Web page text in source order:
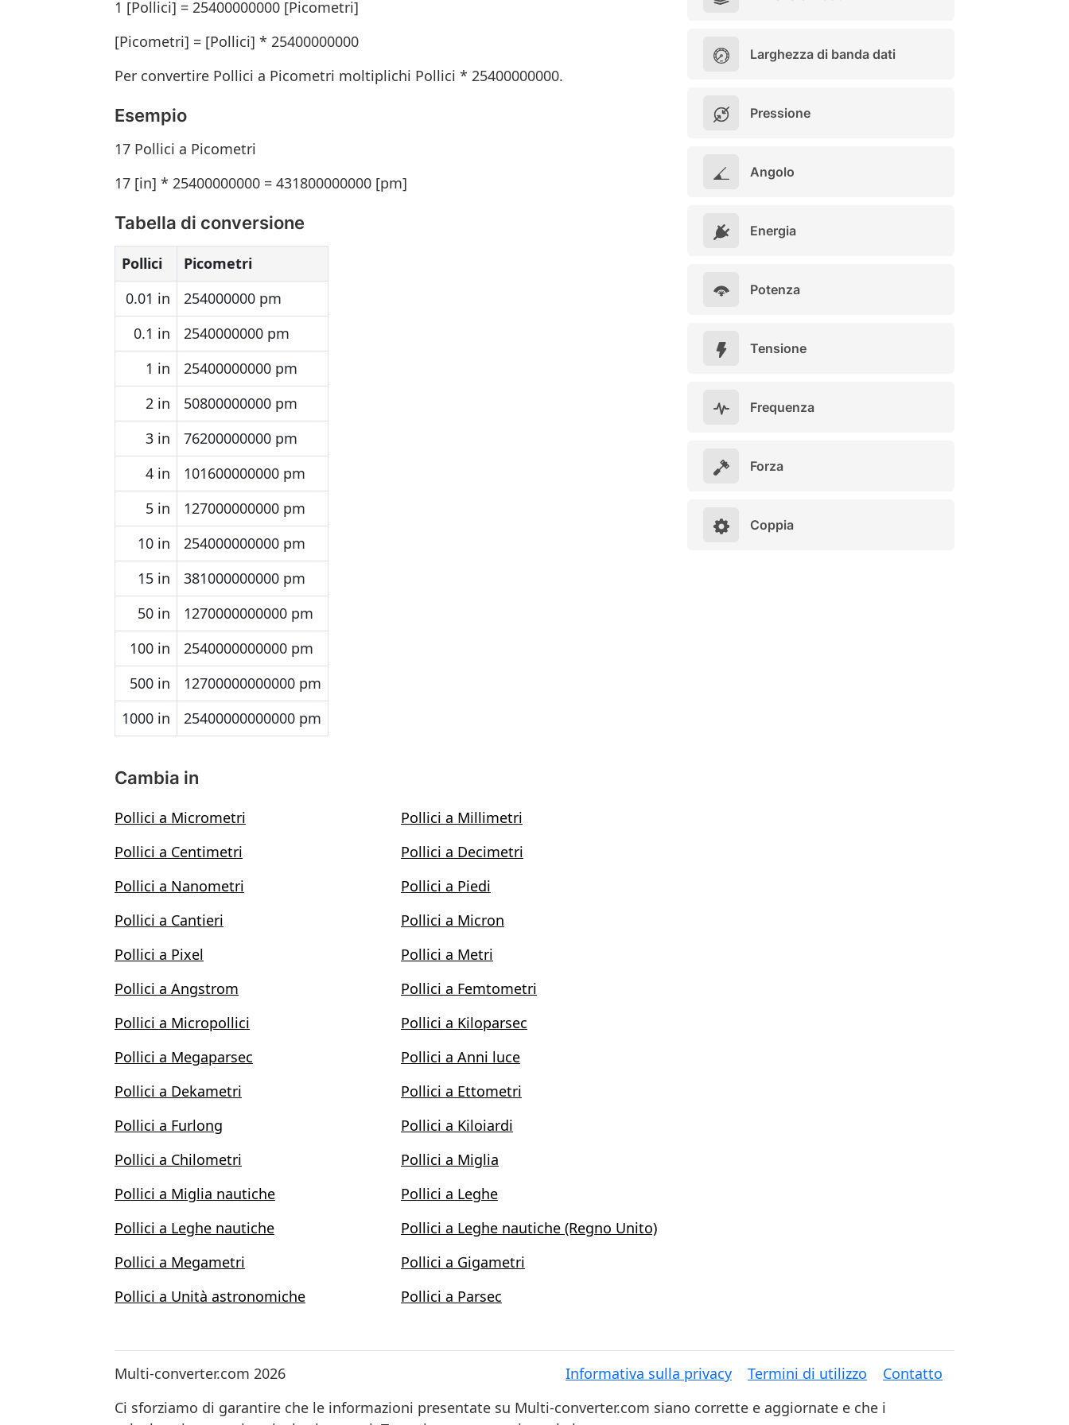
1 [Pollici] = 25400000000 [Picometri]
[Picometri] = [Pollici] * 25400000000
Per convertire Pollici a Picometri moltiplichi Pollici * 25400000000.
Esempio
17 Pollici a Picometri
17 [in] * 25400000000 = 431800000000 [pm]
Tabella di conversione
Pollici
Picometri
0.01 in
254000000 pm
0.1 in
2540000000 pm
1 in
25400000000 pm
2 in
50800000000 pm
3 in
76200000000 pm
4 in
101600000000 pm
5 in
127000000000 pm
10 in
254000000000 pm
15 in
381000000000 pm
50 in
1270000000000 pm
100 in
2540000000000 pm
500 in
12700000000000 pm
1000 in
25400000000000 pm
Cambia in
Pollici a Micrometri
Pollici a Millimetri
Pollici a Centimetri
Pollici a Decimetri
Pollici a Nanometri
Pollici a Piedi
Pollici a Cantieri
Pollici a Micron
Pollici a Pixel
Pollici a Metri
Pollici a Angstrom
Pollici a Femtometri
Pollici a Micropollici
Pollici a Kiloparsec
Pollici a Megaparsec
Pollici a Anni luce
Pollici a Dekametri
Pollici a Ettometri
Pollici a Furlong
Pollici a Kiloiardi
Pollici a Chilometri
Pollici a Miglia
Pollici a Miglia nautiche
Pollici a Leghe
Pollici a Leghe nautiche
Pollici a Leghe nautiche (Regno Unito)
Pollici a Megametri
Pollici a Gigametri
Pollici a Unità astronomiche
Pollici a Parsec
Larghezza di banda dati
Pressione
Angolo
Energia
Potenza
Tensione
Frequenza
Forza
Coppia
Multi-converter.com 2026 Informativa sulla privacy Termini di utilizzo
Contatto
Ci sforziamo di garantire che le informazioni presentate su Multi-converter.com siano corrette e aggiornate e che i